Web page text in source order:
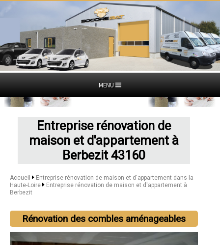
MENU
Entreprise rénovation de
maison et d'appartement à
Berbezit 43160
Accueil
Entreprise rénovation de maison et d'appartement dans la
Haute-Loire
Entreprise rénovation de maison et d'appartement à
Berbezit
Rénovation des combles aménageables